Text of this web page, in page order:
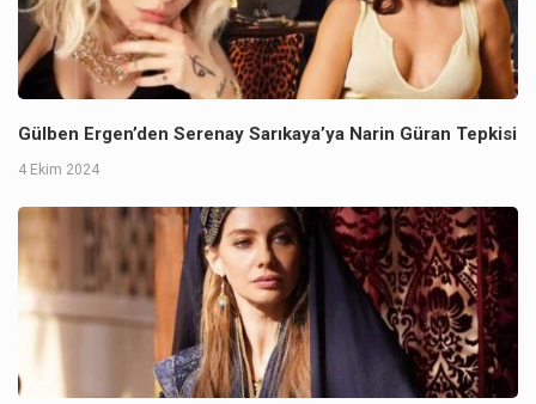
Gülben Ergen’den Serenay Sarıkaya’ya Narin Güran Tepkisi
4 Ekim 2024